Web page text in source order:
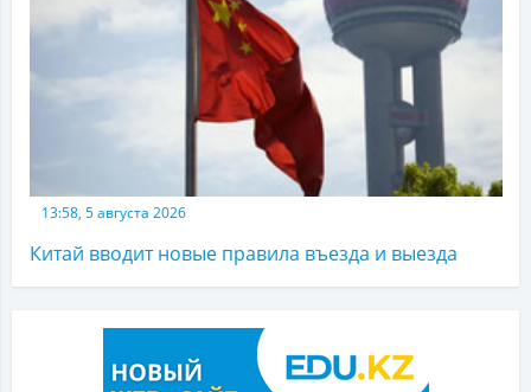
13:58, 5 августа 2026
Китай вводит новые правила въезда и выезда